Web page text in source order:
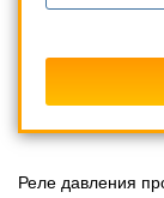
Реле давления